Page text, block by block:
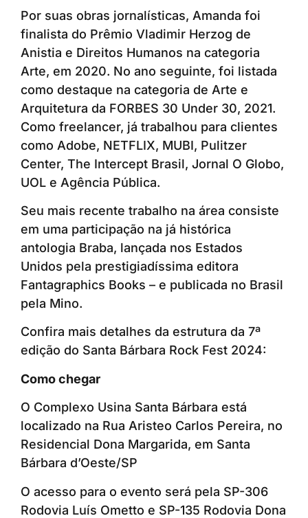
Por suas obras jornalísticas, Amanda foi
finalista do Prêmio Vladimir Herzog de
Anistia e Direitos Humanos na categoria
Arte, em 2020. No ano seguinte, foi listada
como destaque na categoria de Arte e
Arquitetura da FORBES 30 Under 30, 2021.
Como freelancer, já trabalhou para clientes
como Adobe, NETFLIX, MUBI, Pulitzer
Center, The Intercept Brasil, Jornal O Globo,
UOL e Agência Pública.
Seu mais recente trabalho na área consiste
em uma participação na já histórica
antologia Braba, lançada nos Estados
Unidos pela prestigiadíssima editora
Fantagraphics Books – e publicada no Brasil
pela Mino.
Confira mais detalhes da estrutura da 7ª
edição do Santa Bárbara Rock Fest 2024:
Como chegar
O Complexo Usina Santa Bárbara está
localizado na Rua Aristeo Carlos Pereira, no
Residencial Dona Margarida, em Santa
Bárbara d’Oeste/SP
O acesso para o evento será pela SP-306
Rodovia Luís Ometto e SP-135 Rodovia Dona